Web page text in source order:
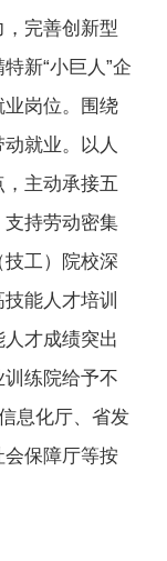
完善创新型
新“小巨人”企
岗位。围绕
就业。以人
主动承接五
持劳动密集
工）院校深
能人才培训
才成绩突出
练院给予不
息化厅、省发
会保障厅等按